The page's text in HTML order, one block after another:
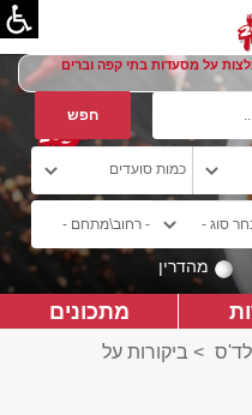
על מסעדות בתי קפה וברים
מהדרין
מתכונים
> ביקורות על